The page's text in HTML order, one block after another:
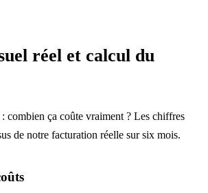
réel et calcul du
combien ça coûte vraiment ? Les chiffres
de notre facturation réelle sur six mois.